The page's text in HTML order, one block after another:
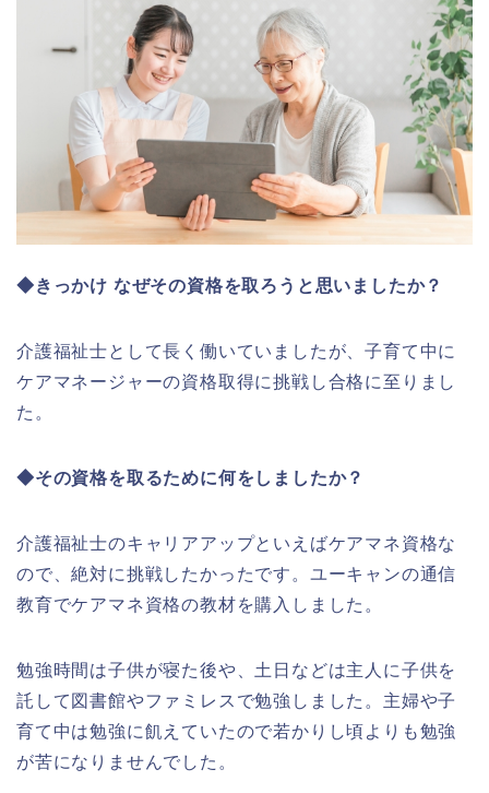
◆きっかけ なぜその資格を取ろうと思いましたか？
介護福祉士として長く働いていましたが、子育て中に
ケアマネージャーの資格取得に挑戦し合格に至りまし
た。
◆その資格を取るために何をしましたか？
介護福祉士のキャリアアップといえばケアマネ資格な
ので、絶対に挑戦したかったです。ユーキャンの通信
教育でケアマネ資格の教材を購入しました。
勉強時間は子供が寝た後や、土日などは主人に子供を
託して図書館やファミレスで勉強しました。主婦や子
育て中は勉強に飢えていたので若かりし頃よりも勉強
が苦になりませんでした。